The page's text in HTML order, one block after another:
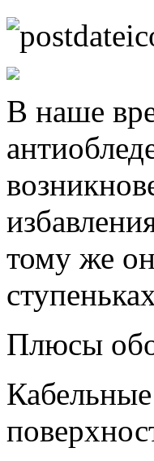
В наше
тому же
Плюсы